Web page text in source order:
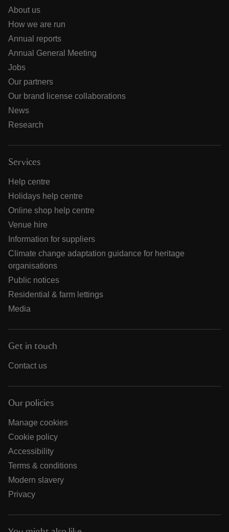
About us
How we are run
Annual reports
Annual General Meeting
Jobs
Our partners
Our brand license collaborations
News
Research
Services
Help centre
Holidays help centre
Online shop help centre
Venue hire
Information for suppliers
Climate change adaptation guidance for heritage
organisations
Public notices
Residential & farm lettings
Media
Get in touch
Contact us
Our policies
Manage cookies
Cookie policy
Accessibility
Terms & conditions
Modern slavery
Privacy